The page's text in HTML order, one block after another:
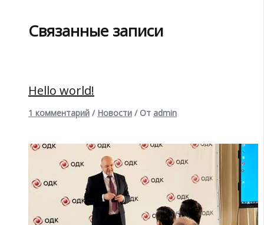
Связанные записи
Hello world!
1 комментарий / Новости / От admin